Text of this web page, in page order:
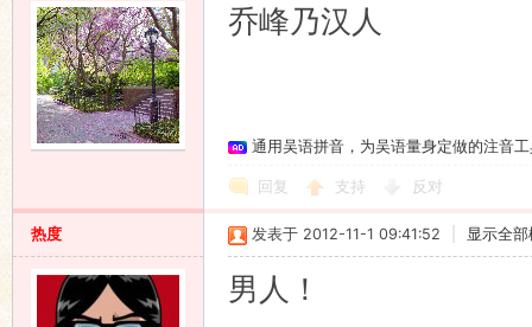
乔峰乃汉人
通用吴语拼音，为吴语量身定做的注音
回复 支持 反对
热度 发表于 2012-11-1 09:41:52 显示全部
男人！